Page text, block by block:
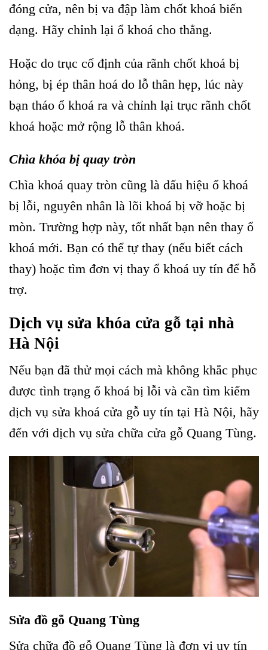
đóng cửa, nên bị va đập làm chốt khoá biến
dạng. Hãy chỉnh lại ổ khoá cho thẳng.
Hoặc do trục cố định của rãnh chốt khoá bị
hỏng, bị ép thân hoá do lỗ thân hẹp, lúc này
bạn tháo ổ khoá ra và chỉnh lại trục rãnh chốt
khoá hoặc mở rộng lỗ thân khoá.
Chìa khóa bị quay tròn
Chìa khoá quay tròn cũng là dấu hiệu ổ khoá
bị lỗi, nguyên nhân là lõi khoá bị vỡ hoặc bị
mòn. Trường hợp này, tốt nhất bạn nên thay ổ
khoá mới. Bạn có thể tự thay (nếu biết cách
thay) hoặc tìm đơn vị thay ổ khoá uy tín để hỗ
trợ.
Dịch vụ sửa khóa cửa gỗ tại nhà
Hà Nội
Nếu bạn đã thử mọi cách mà không khắc phục
được tình trạng ổ khoá bị lỗi và cần tìm kiếm
dịch vụ sửa khoá cửa gỗ uy tín tại Hà Nội, hãy
đến với dịch vụ sửa chữa cửa gỗ Quang Tùng.
Sửa đồ gỗ Quang Tùng
Sửa chữa đồ gỗ Quang Tùng là đơn vị uy tín